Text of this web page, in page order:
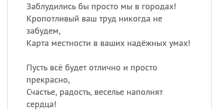
Заблудились бы просто мы в городах!
Кропотливый ваш труд никогда не
забудем,
Карта местности в ваших надёжных умах!
Пусть всё будет отлично и просто
прекрасно,
Счастье, радость, веселье наполнят
сердца!